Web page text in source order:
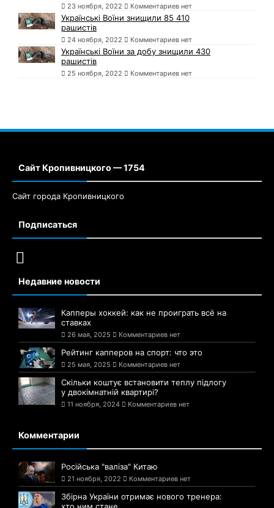
23 ноября, 2022 Комментариев нет
Українські Воїни знищили 85 410
рашистів
24 ноября, 2022 Комментариев нет
Українські Воїни за добу знищили 430
рашистів
25 ноября, 2022 Комментариев нет
Сайт Кропивницкого — 1754
Сайт города Кропивницкого
Подписаться
Недавние новости
Капперы хоккей: как не проиграть всё на
ставках
26 мая, 2025 Комментариев нет
Рейтинг капперов на спорт: что это
25 мая, 2025 Комментариев нет
Скільки коштує встановити теплу підлогу
у двокімнатній квартирі?
11 ноября, 2024 Комментариев нет
Комментарии
Російська "валіза" Китаю
21 ноября, 2022 Комментариев нет
Збірна України отримає нового тренера: